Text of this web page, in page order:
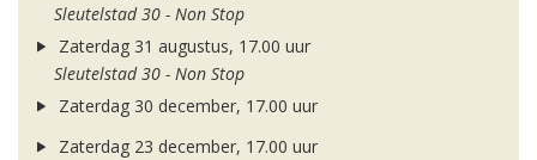
Sleutelstad 30 - Non Stop
Zaterdag 31 augustus, 17.00 uur
Sleutelstad 30 - Non Stop
Zaterdag 30 december, 17.00 uur
Zaterdag 23 december, 17.00 uur